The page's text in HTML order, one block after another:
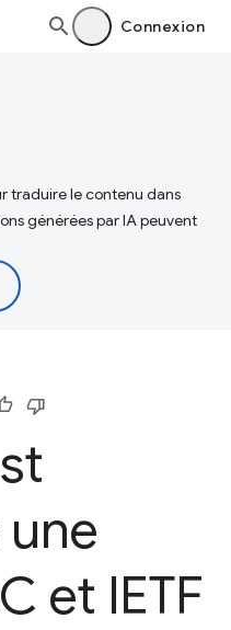
Connexion
traduire le contenu dans
générées par IA peuvent
et IETF